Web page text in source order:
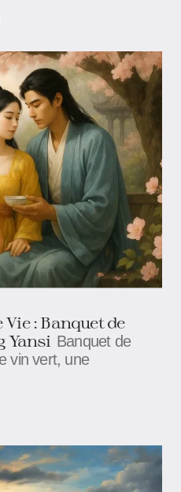
: Banquet de
Yansi Banquet de
vin vert, une